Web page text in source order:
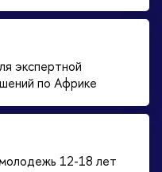
экспертной
по Африке
12-18 лет